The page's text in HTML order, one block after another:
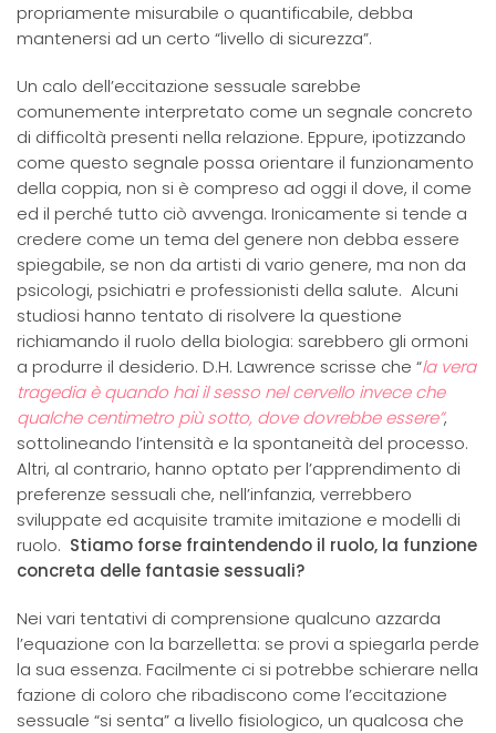
propriamente misurabile o quantificabile, debba
mantenersi ad un certo “livello di sicurezza”.
Un calo dell’eccitazione sessuale sarebbe
comunemente interpretato come un segnale concreto
di difficoltà presenti nella relazione. Eppure, ipotizzando
come questo segnale possa orientare il funzionamento
della coppia, non si è compreso ad oggi il dove, il come
ed il perché tutto ciò avvenga. Ironicamente si tende a
credere come un tema del genere non debba essere
spiegabile, se non da artisti di vario genere, ma non da
psicologi, psichiatri e professionisti della salute. Alcuni
studiosi hanno tentato di risolvere la questione
richiamando il ruolo della biologia: sarebbero gli ormoni
a produrre il desiderio. D.H. Lawrence scrisse che “la vera
tragedia è quando hai il sesso nel cervello invece che
qualche centimetro più sotto, dove dovrebbe essere”,
sottolineando l’intensità e la spontaneità del processo.
Altri, al contrario, hanno optato per l’apprendimento di
preferenze sessuali che, nell’infanzia, verrebbero
sviluppate ed acquisite tramite imitazione e modelli di
ruolo. Stiamo forse fraintendendo il ruolo, la funzione
concreta delle fantasie sessuali?
Nei vari tentativi di comprensione qualcuno azzarda
l’equazione con la barzelletta: se provi a spiegarla perde
la sua essenza. Facilmente ci si potrebbe schierare nella
fazione di coloro che ribadiscono come l’eccitazione
sessuale “si senta” a livello fisiologico, un qualcosa che